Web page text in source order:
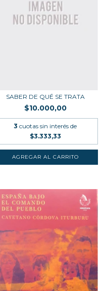
SABER DE QUÉ SE TRATA
$10.000,00
3 cuotas sin interés de
$3.333,33